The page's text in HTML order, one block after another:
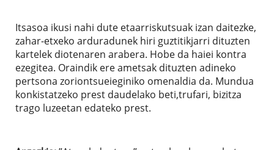
Itsasoa ikusi nahi dute etaarriskutsuak izan daitezke,
zahar-etxeko arduradunek hiri guztitikjarri dituzten
kartelek diotenaren arabera. Hobe da haiei kontra
ezegitea. Oraindik ere ametsak dituzten adineko
pertsona zoriontsueieginiko omenaldia da. Mundua
konkistatzeko prest daudelako beti,trufari, bizitza
trago luzeetan edateko prest.